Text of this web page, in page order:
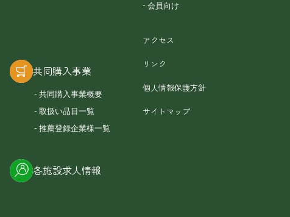
共同購入事業
共同購入事業概要
取扱い品目一覧
推薦登録企業様一覧
各施設求人情報
会員向け
アクセス
リンク
個人情報保護方針
サイトマップ